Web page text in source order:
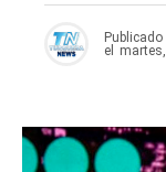
Publicado
el